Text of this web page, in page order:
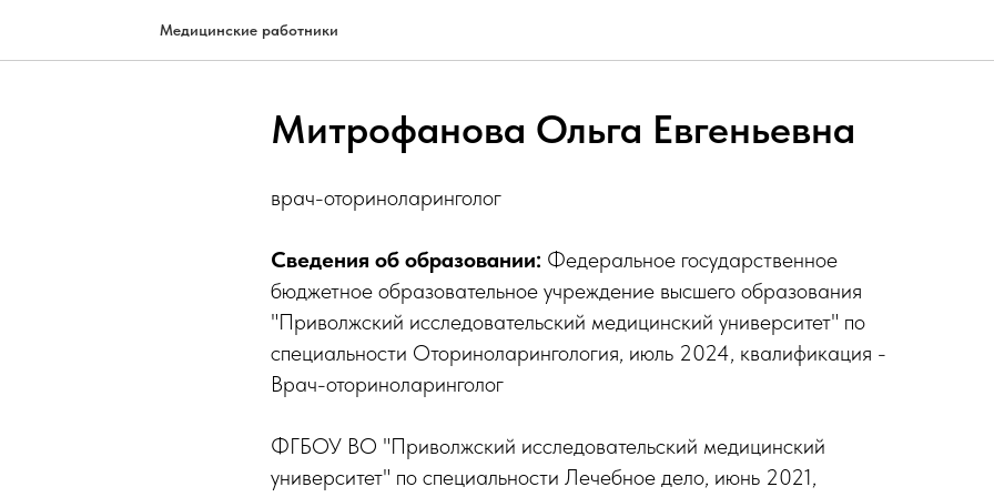
Медицинские работники
Митрофанова Ольга Евгеньевна
врач-оториноларинголог
Сведения об образовании: Федеральное государственное
бюджетное образовательное учреждение высшего образования
"Приволжский исследовательский медицинский университет" по
специальности Оториноларингология, июль 2024, квалификация -
Врач-оториноларинголог
ФГБОУ ВО "Приволжский исследовательский медицинский
университет" по специальности Лечебное дело, июнь 2021,